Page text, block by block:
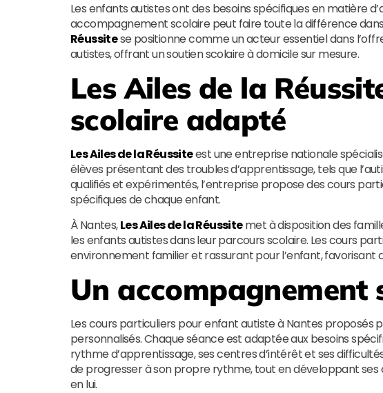
Les enfants autistes ont des besoins spécifiques en matière
accompagnement scolaire peut faire toute la différence
Réussitese positionne comme un acteur essentiel dans
autistes, offrant un soutien scolaire à domicile sur mesure.
Les Ailes de la
scolaire adapté
Les Ailes de la Réussiteest une entreprise nationale
élèves présentant des troubles d’apprentissage, tels que
qualifiés et expérimentés, l’entreprise propose des cours
spécifiques de chaque enfant.
À Nantes,Les Ailes de la Réussitemet à disposition des
les enfants autistes dans leur parcours scolaire. Les cours
environnement familier et rassurant pour l’enfant, favorisant
Un accompagnement
Les cours particuliers pour enfant autiste à Nantes proposés
personnalisés. Chaque séance est adaptée aux besoins
rythme d’apprentissage, ses centres d’intérêt et ses
de progresser à son propre rythme, tout en développant
en lui.